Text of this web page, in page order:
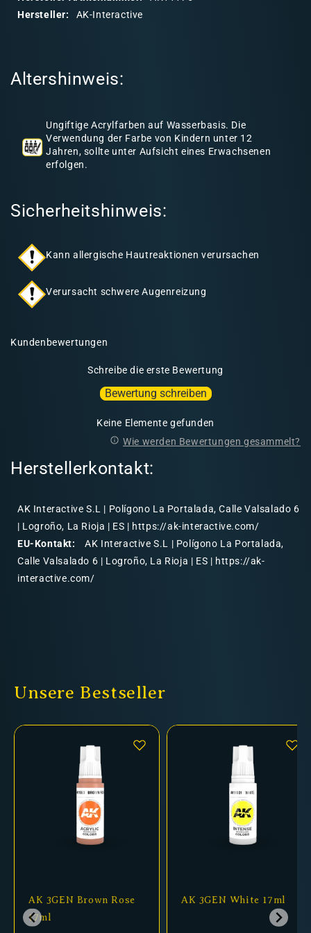
n
Hersteller:
AK-Interactive
Altershinweis:
Ungiftige Acrylfarben auf Wasserbasis. Die
Verwendung der Farbe von Kindern unter 12
Jahren, sollte unter Aufsicht eines Erwachsenen
erfolgen.
Sicherheitshinweis:
Kann allergische Hautreaktionen verursachen
Verursacht schwere Augenreizung
Kundenbewertungen
Schreibe die erste Bewertung
Bewertung schreiben
Keine Elemente gefunden
Wie werden Bewertungen gesammelt?
Herstellerkontakt:
AK Interactive S.L | Polígono La Portalada, Calle Valsalado 6
| Logroño, La Rioja | ES | https://ak-interactive.com/
EU-Kontakt:
AK Interactive S.L | Polígono La Portalada,
Calle Valsalado 6 | Logroño, La Rioja | ES | https://ak-
interactive.com/
Unsere Bestseller
AK 3GEN Brown Rose
17ml
AK 3GEN White 17ml